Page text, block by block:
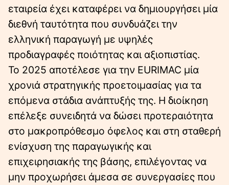
εταιρεία έχει καταφέρει να δημιουργήσει μία
διεθνή ταυτότητα που συνδυάζει την
ελληνική παραγωγή με υψηλές
προδιαγραφές ποιότητας και αξιοπιστίας.
Το 2025 αποτέλεσε για την EURIMAC μία
χρονιά στρατηγικής προετοιμασίας για τα
επόμενα στάδια ανάπτυξής της. Η διοίκηση
επέλεξε συνειδητά να δώσει προτεραιότητα
στο μακροπρόθεσμο όφελος και στη σταθερή
ενίσχυση της παραγωγικής και
επιχειρησιακής της βάσης, επιλέγοντας να
μην προχωρήσει άμεσα σε συνεργασίες που